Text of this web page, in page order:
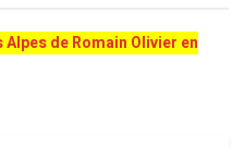
Alpes de Romain Olivier en